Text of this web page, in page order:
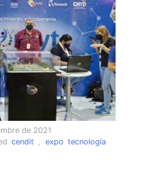
de 2021
cendit , expo tecnología